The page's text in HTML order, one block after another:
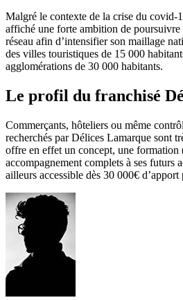
Malgré le contexte de la crise du covid-
affiché une forte ambition de poursuivre
réseau afin d’intensifier son maillage
des villes touristiques de 15 000
agglomérations de 30 000 habitants.
Le profil du franchisé
Commerçants, hôteliers ou même
recherchés par Délices Lamarque sont
offre en effet un concept, une formation
accompagnement complets à ses futurs
ailleurs accessible dès 30 000€ d’apport